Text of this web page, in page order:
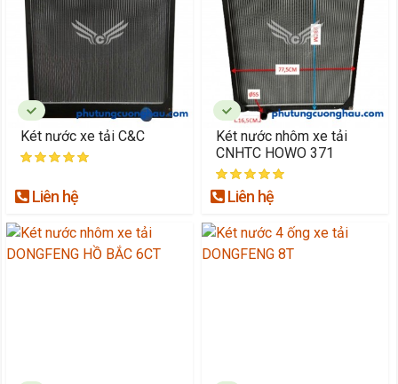
Két nước xe tải C&C
Liên hệ
Két nước nhôm xe tải
CNHTC HOWO 371
Liên hệ